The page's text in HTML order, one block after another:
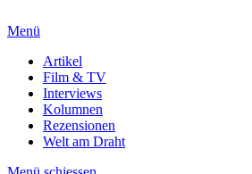
Menü
Artikel
Film & TV
Interviews
Kolumnen
Rezensionen
Welt am Draht